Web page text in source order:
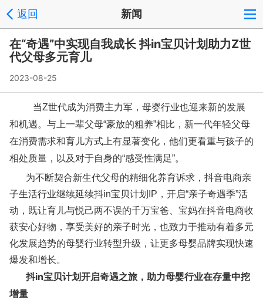
返回 新闻
在“奇遇”中实现自我成长 抖in宝贝计划助力Z世
代父母多元育儿
2023-08-25
当Z世代成为消费主力军，母婴行业也迎来新的发展
和机遇。与上一辈父母“豪放的粗养”相比，新一代年轻父母
在消费需求和育儿方式上有显著变化，他们更看重与孩子的
相处质量，以及对于自身的“感受性满足”。
为不断契合新生代父母的精细化养育诉求，抖音电商亲
子生活行业继续延续抖in宝贝计划IP，开启“亲子奇遇季”活
动，既让育儿与悦己两不误的千万宝爸、宝妈在抖音电商收
获安心好物，享受美好的亲子时光，也致力于推动有着多元
化发展趋势的母婴行业转型升级，让更多母婴品牌实现快速
爆发和增长。
抖in宝贝计划开启奇遇之旅，助力母婴行业在存量中挖
增量